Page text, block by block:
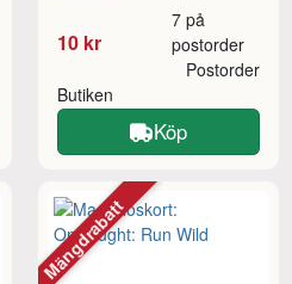
10 kr
7 på
postorder
Butiken
Postorder
Köp
Mängdrabatt